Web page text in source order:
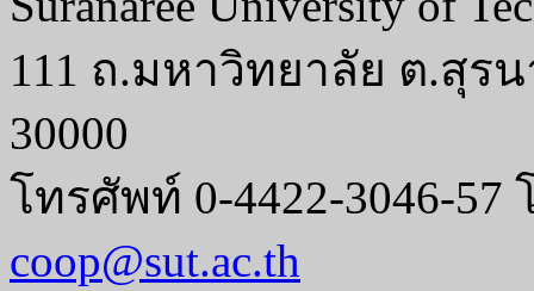
111 ถ.มหาวิทยาลัย ต.สุร
30000
โทรศัพท์ 0-4422-3046-57
coop@sut.ac.th